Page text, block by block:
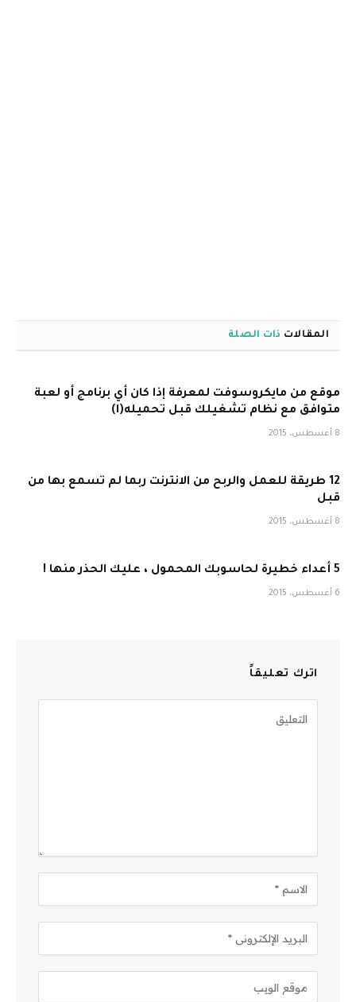
المقالات ذات الصلة
موقع من مايكروسوفت لمعرفة إذا كان أي برنامج أو لعبة
متوافق مع نظام تشغيلك قبل تحميله(ا)
8 أغسطس، 2015
12 طريقة للعمل والربح من الانترنت ربما لم تسمع بها من
قبل
8 أغسطس، 2015
5 أعداء خطيرة لحاسوبك المحمول ، عليك الحذر منها !
6 أغسطس، 2015
اترك تعليقاً